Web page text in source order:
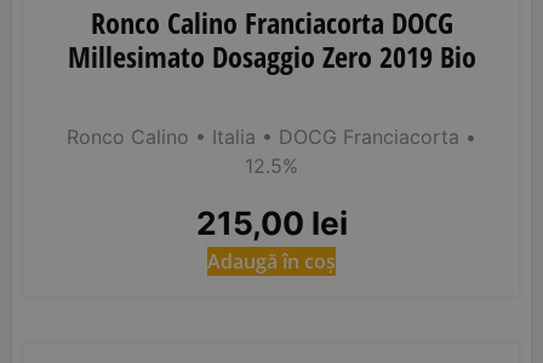
Ronco Calino Franciacorta DOCG
Millesimato Dosaggio Zero 2019 Bio
Ronco Calino • Italia • DOCG Franciacorta •
12.5%
215,00 lei
Adaugă în coș